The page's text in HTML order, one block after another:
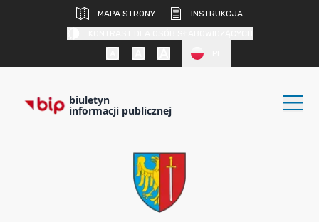
MAPA STRONY
INSTRUKCJA
biuletyn
informacji publicznej